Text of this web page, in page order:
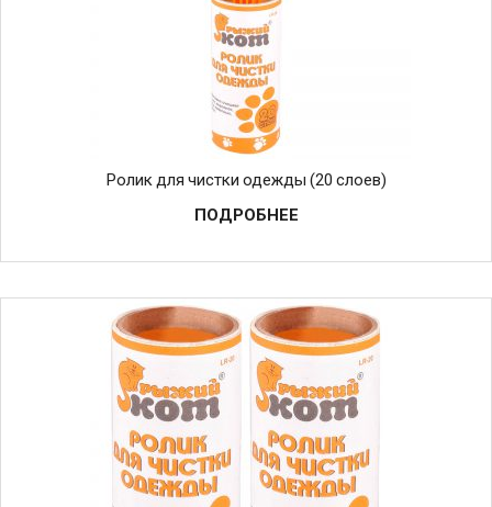
Ролик для чистки одежды (20 слоев)
ПОДРОБНЕЕ